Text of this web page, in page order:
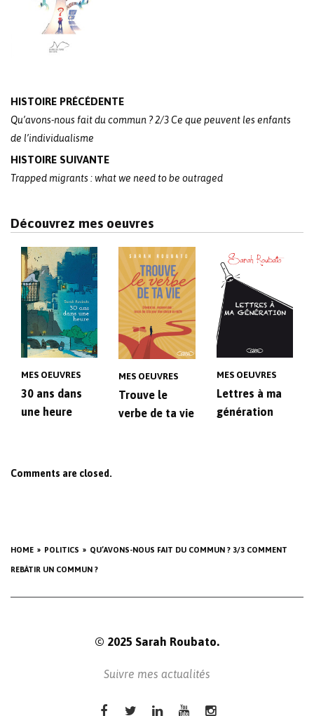
HOME POLITICS QU’AVONS-NOUS FAIT DU COMMUN ? 3/3 COMMENT
REBÂTIR UN COMMUN ?
Post
navigation
HISTOIRE PRÉCÉDENTE
Qu’avons-nous fait du commun ? 2/3 Ce que peuvent les enfants
de l’individualisme
HISTOIRE SUIVANTE
Trapped migrants : what we need to be outraged
Découvrez mes oeuvres
MES OEUVRES
30 ans dans
une heure
MES OEUVRES
Trouve le
verbe de ta vie
MES OEUVRES
Lettres à ma
génération
Comments are closed.
© 2025 Sarah Roubato.
Suivre mes actualités